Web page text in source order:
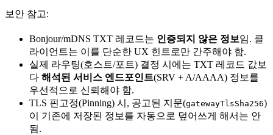
보안 참고:
Bonjour/mDNS TXT 레코드는 인증되지 않은 정보임. 클
라이언트는 이를 단순한 UX 힌트로만 간주해야 함.
실제 라우팅(호스트/포트) 결정 시에는 TXT 레코드 값보
다 해석된 서비스 엔드포인트(SRV + A/AAAA) 정보를
우선적으로 신뢰해야 함.
TLS 핀고정(Pinning) 시, 공고된 지문(gatewayTlsSha256)
이 기존에 저장된 정보를 자동으로 덮어쓰게 해서는 안
됨.